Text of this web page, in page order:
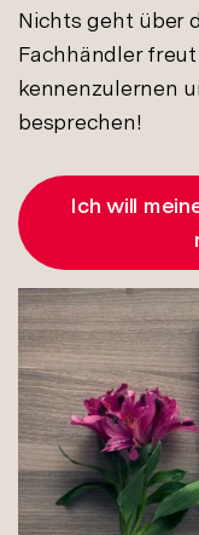
Nichts geht über
Fachhändler
kennenzulernen
besprechen!
Ich will